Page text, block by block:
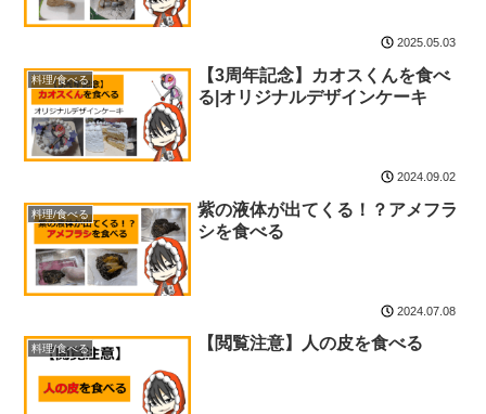
2025.05.03
料理/食べる
【3周年記念】カオスくんを食べ
る|オリジナルデザインケーキ
2024.09.02
料理/食べる
紫の液体が出てくる！？アメフラ
シを食べる
2024.07.08
料理/食べる 【閲覧注意】人の皮を食べる